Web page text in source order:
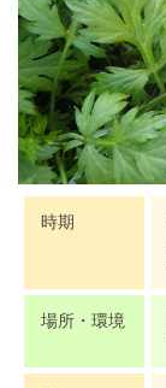
時期
場所・環境